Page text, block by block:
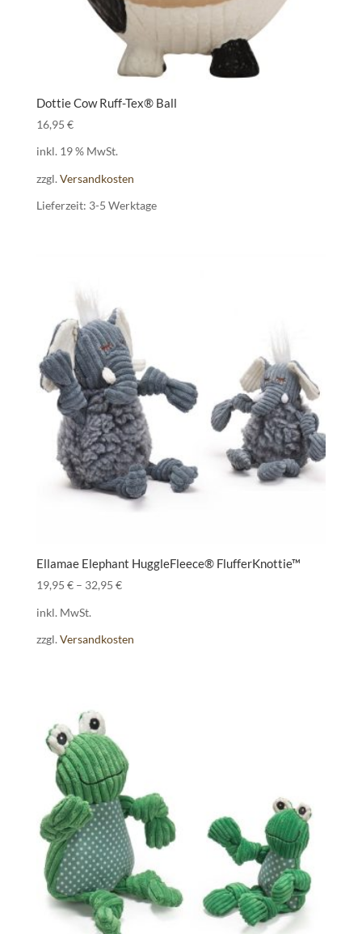
Dottie Cow Ruff-Tex® Ball
16,95 €
inkl. 19 % MwSt.
zzgl. Versandkosten
Lieferzeit: 3-5 Werktage
Ellamae Elephant HuggleFleece® FlufferKnottie™
19,95 €– 32,95 €
inkl. MwSt.
zzgl. Versandkosten